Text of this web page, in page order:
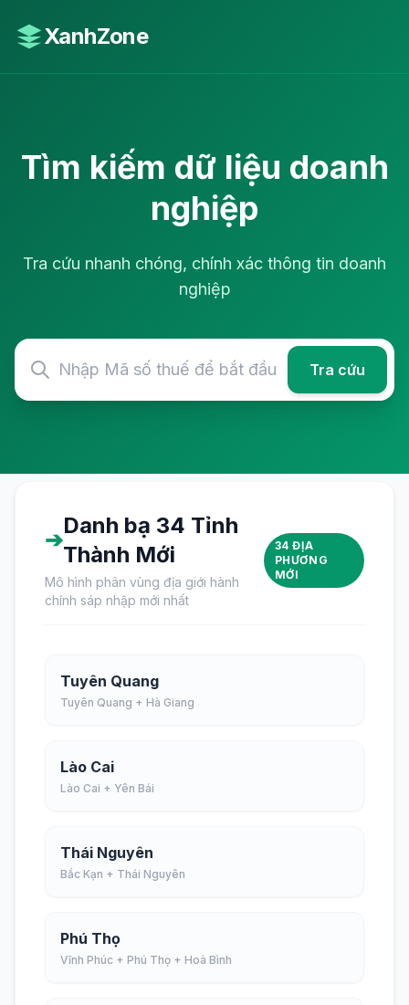
XanhZone
Tìm kiếm dữ liệu doanh
nghiệp
Tra cứu nhanh chóng, chính xác thông tin doanh
nghiệp
Tra cứu
➔
Danh bạ 34 Tỉnh
Thành Mới
Mô hình phân vùng địa giới hành
chính sáp nhập mới nhất
34 ĐỊA
PHƯƠNG
MỚI
Tuyên Quang
Tuyên Quang + Hà Giang
Lào Cai
Lào Cai + Yên Bái
Thái Nguyên
Bắc Kạn + Thái Nguyên
Phú Thọ
Vĩnh Phúc + Phú Thọ + Hoà Bình